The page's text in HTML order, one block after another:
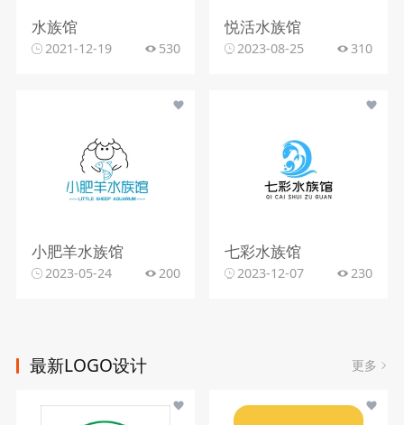
水族馆
2021-12-19 530
悦活水族馆
2023-08-25 310
小肥羊水族馆
2023-05-24 200
七彩水族馆
2023-12-07 230
最新LOGO设计 更多